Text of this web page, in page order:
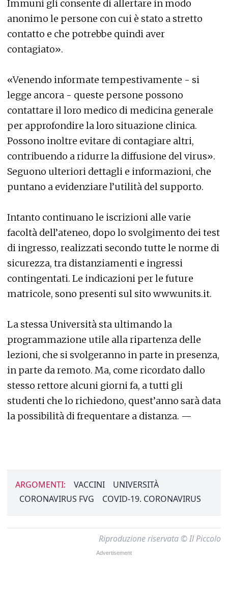
Immuni gli consente di allertare in modo
anonimo le persone con cui è stato a stretto
contatto e che potrebbe quindi aver
contagiato».
«Venendo informate tempestivamente - si
legge ancora - queste persone possono
contattare il loro medico di medicina generale
per approfondire la loro situazione clinica.
Possono inoltre evitare di contagiare altri,
contribuendo a ridurre la diffusione del virus».
Seguono ulteriori dettagli e informazioni, che
puntano a evidenziare l’utilità del supporto.
Intanto continuano le iscrizioni alle varie
facoltà dell’ateneo, dopo lo svolgimento dei test
di ingresso, realizzati secondo tutte le norme di
sicurezza, tra distanziamenti e ingressi
contingentati. Le indicazioni per le future
matricole, sono presenti sul sito www.units.it.
La stessa Università sta ultimando la
programmazione utile alla ripartenza delle
lezioni, che si svolgeranno in parte in presenza,
in parte da remoto. Ma, come ricordato dallo
stesso rettore alcuni giorni fa, a tutti gli
studenti che lo richiedono, quest’anno sarà data
la possibilità di frequentare a distanza. —
ARGOMENTI: VACCINI
UNIVERSITÀ
CORONAVIRUS FVG
COVID-19. CORONAVIRUS
Riproduzione riservata © Il Piccolo